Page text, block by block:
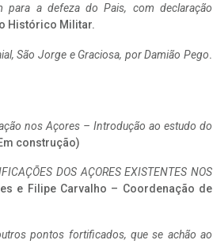
para a defeza do Pais, com declaração
Histórico Militar.
São Jorge e Graciosa, por Damião Pego.
nos Açores – Introdução ao estudo do
construção)
DOS AÇORES EXISTENTES NOS
e Filipe Carvalho – Coordenação de
pontos fortificados, que se achão ao